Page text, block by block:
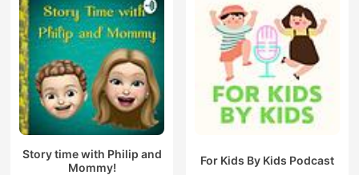
Story time with Philip and
Mommy!
For Kids By Kids Podcast